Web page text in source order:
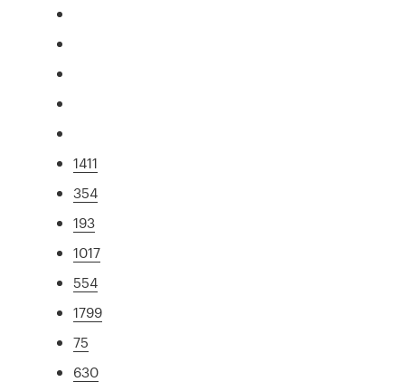
1411
354
193
1017
554
1799
75
630